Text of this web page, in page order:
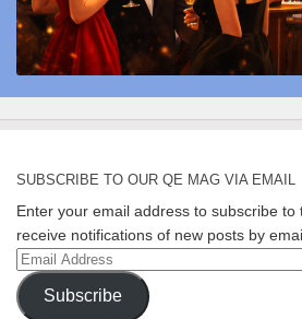
SUBSCRIBE TO OUR QE MAG VIA EMAIL
Enter your email address to subscribe to
receive notifications of new posts by
Email
Address
Subscribe